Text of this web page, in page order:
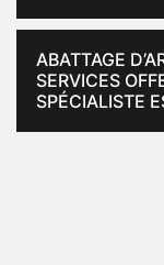
ABATTAGE
SERVICES
SPÉCIALISTE